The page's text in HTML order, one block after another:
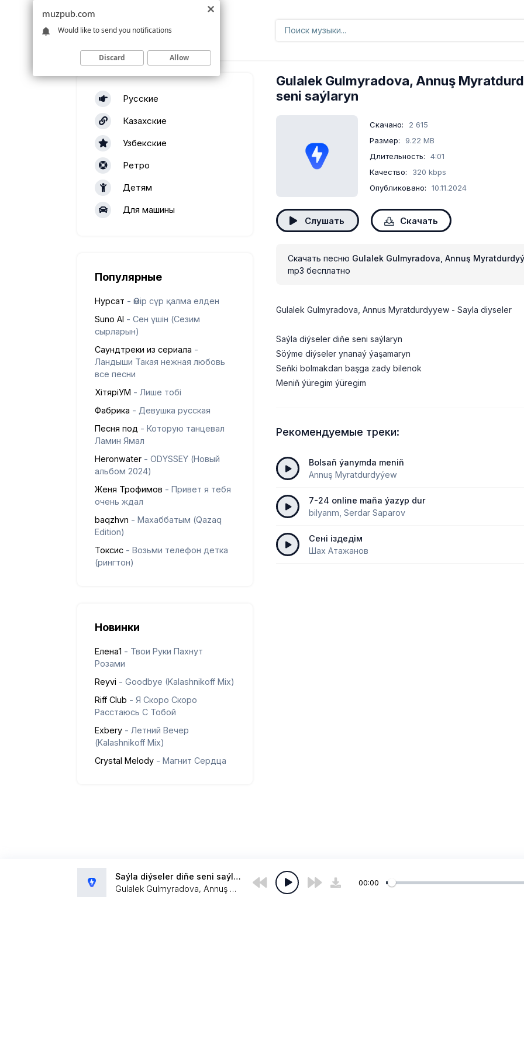
Русские
Казахские
Узбекские
Ретро
Детям
Для машины
Популярные
Нурсат - Өмір сүр қалма елден
Suno AI - Сен үшін (Сезим
сырларын)
Саундтреки из сериала -
Ландыши Такая нежная любовь
все песни
ХітяріУМ - Лише тобі
Фабрика - Девушка русская
Песня под - Которую танцевал
Ламин Ямал
Heronwater - ODYSSEY (Новый
альбом 2024)
Женя Трофимов - Привет я тебя
очень ждал
baqzhvn - Махаббатым (Qazaq
Edition)
Токсис - Возьми телефон детка
(рингтон)
Новинки
Елена1 - Твои Руки Пахнут
Розами
Reyvi - Goodbye (Kalashnikoff Mix)
Riff Club - Я Скоро Скоро
Расстаюсь С Тобой
Exbery - Летний Вечер
(Kalashnikoff Mix)
Crystal Melody - Магнит Сердца
Gulalek Gulmyradova, Annuş
seni saýlaryn
Скачано:
2 615
Размер:
9.22 MB
Длительность:
4:01
Качество:
320 kbps
Опубликовано:
10.11.2024
Слушать Скачать
Скачать песню Gulalek Gulmyradova, Annuş
mp3 бесплатно
Gulalek Gulmyradova, Annus Myratdurdyyew - Sayla diyseler
Saýla diýseler diňe seni saýlaryn
Söýme diýseler ynanaý ýaşamaryn
Seňki bolmakdan başga zady bilenok
Meniň ýüregim ýüregim
Рекомендуемые треки:
Bolsaň ýanymda meniň
Annuş Myratdurdyýew
7-24 online maňa ýazyp dur
bilyanm, Serdar Saparov
Сені іздедім
Шах Атажанов
Saýla diýseler diňe seni saýlaryn
Gulalek Gulmyradova, Annuş Myratdurdyýew
00:00
muzpub.com
Would like to send you notifications
Discard Allow